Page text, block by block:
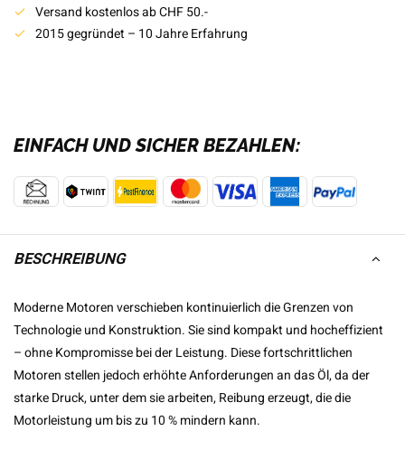
Versand kostenlos ab CHF 50.-
2015 gegründet – 10 Jahre Erfahrung
EINFACH UND SICHER BEZAHLEN:
BESCHREIBUNG
Moderne Motoren verschieben kontinuierlich die Grenzen von
Technologie und Konstruktion. Sie sind kompakt und hocheffizient
– ohne Kompromisse bei der Leistung. Diese fortschrittlichen
Motoren stellen jedoch erhöhte Anforderungen an das Öl, da der
starke Druck, unter dem sie arbeiten, Reibung erzeugt, die die
Motorleistung um bis zu 10 % mindern kann.